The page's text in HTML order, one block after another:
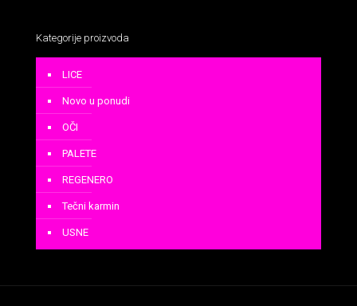
Kategorije proizvoda
LICE
Novo u ponudi
OČI
PALETE
REGENERO
Tečni karmin
USNE